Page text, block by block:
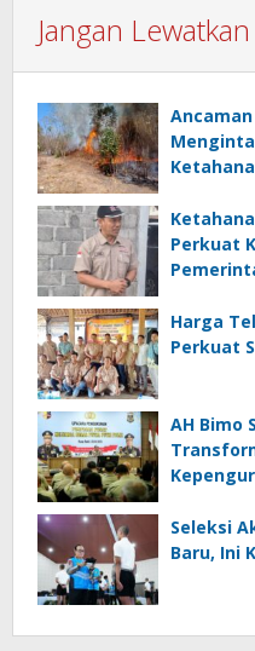
Jangan Lewatkan
Perkuat
Harga
Perkuat
AH Bimo
Seleksi
Baru, Ini